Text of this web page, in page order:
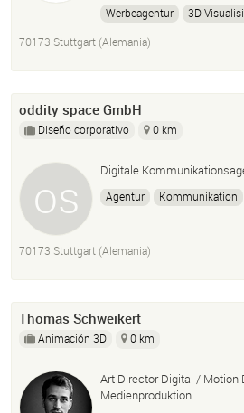
Werbeagentur 3D-
Corporate Design
70173 Stuttgart (Alemania)
oddity space GmbH
Diseño corporativo 0 km
Digitale
Agentur Kommunikation
70173 Stuttgart (Alemania)
Thomas Schweikert
Animación 3D 0 km
Art Director Digital / Motion
Medienproduktion